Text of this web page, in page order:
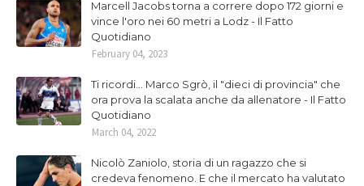
Marcell Jacobs torna a correre dopo 172 giorni e
vince l'oro nei 60 metri a Lodz - Il Fatto
Quotidiano
February 04, 2023
Ti ricordi... Marco Sgrò, il "dieci di provincia" che
ora prova la scalata anche da allenatore - Il Fatto
Quotidiano
March 04, 2022
Nicolò Zaniolo, storia di un ragazzo che si
credeva fenomeno. E che il mercato ha valutato